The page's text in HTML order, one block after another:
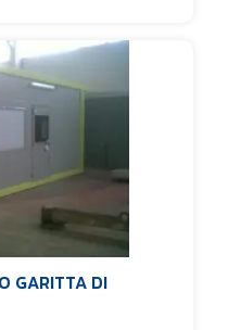
GARITTA DI